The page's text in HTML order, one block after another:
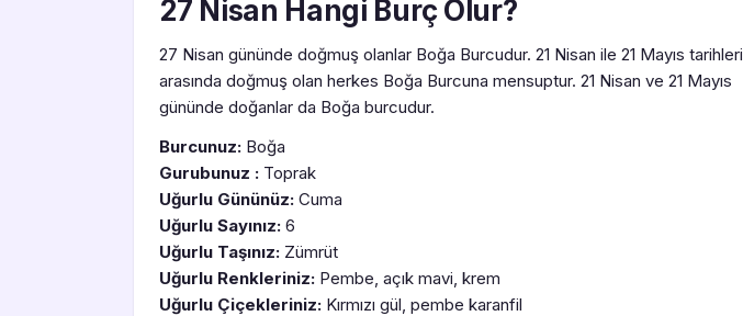
27 Nisan Hangi Burç Olur?
27 Nisan gününde doğmuş olanlar Boğa Burcudur. 21 Nisan ile 21 Mayıs tarihleri
arasında doğmuş olan herkes Boğa Burcuna mensuptur. 21 Nisan ve 21 Mayıs
gününde doğanlar da Boğa burcudur.
Burcunuz: Boğa
Gurubunuz : Toprak
Uğurlu Gününüz: Cuma
Uğurlu Sayınız: 6
Uğurlu Taşınız: Zümrüt
Uğurlu Renkleriniz: Pembe, açık mavi, krem
Uğurlu Çiçekleriniz: Kırmızı gül, pembe karanfil